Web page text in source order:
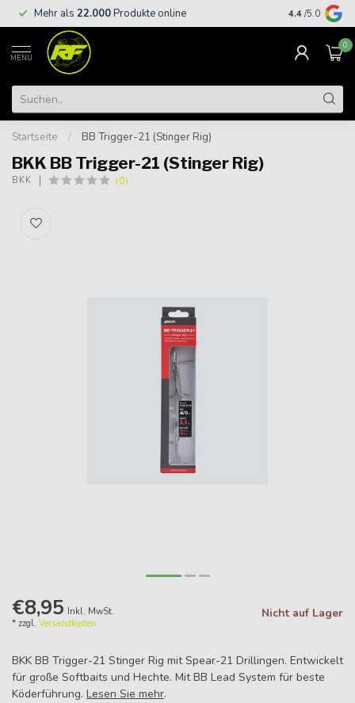
Mehr als 22.000Produkte online Kostenloser
€
4.4 /5.0
MENU
0
Startseite / BB Trigger-21 (Stinger Rig)
BKK BB Trigger-21 (Stinger Rig)
BKK (0)
€8,95 Inkl. MwSt.
* zzgl. Versandkosten
Nicht auf Lager
BKK BB Trigger-21 Stinger Rig mit Spear-21 Drillingen. Entwickelt
für große Softbaits und Hechte. Mit BB Lead System für beste
Köderführung. Lesen Sie mehr.